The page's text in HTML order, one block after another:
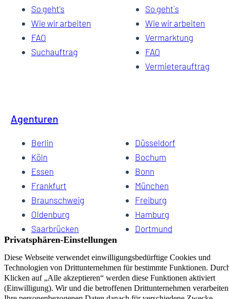
So geht's
Wie wir arbeiten
FAQ
Suchauftrag
So geht`s
Wie wir arbeiten
Vermarktung
FAQ
Vermieterauftrag
Agenturen
Berlin
Düsseldorf
Köln
Bochum
Essen
Bonn
Frankfurt
München
Braunschweig
Freiburg
Oldenburg
Hamburg
Saarbrücken
Dortmund
Hannover
Dresden
Kiel
Wuppertal
Bremen